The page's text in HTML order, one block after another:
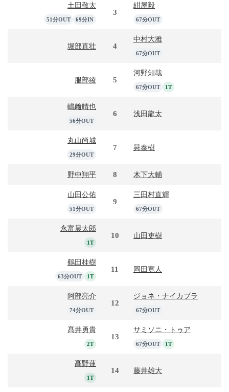
土田敬太
51分OUT 69分IN
3
紺屋毅
67分OUT
堀部直壮 4
中村大雅
67分OUT
服部綾 5
河野知哉
67分OUT 1T
嶋﨑晴也
56分OUT
6 浅田龍太
丸山尚城
29分OUT
7 曻泰樹
野中翔平 8 木下大輔
山田公佑
51分OUT
9
三田村直輝
67分OUT
永富晨太郎
1T
10 山田吏樹
鶴田桂樹
63分OUT 1T
11 岡田寛人
阿部亮介
74分OUT
12
ジョネ・ナイカブラ
67分OUT
髙井勇貴
2T
13
サミソニ・トゥア
67分OUT 1T
髙野蓮
1T
14 藤井雄大